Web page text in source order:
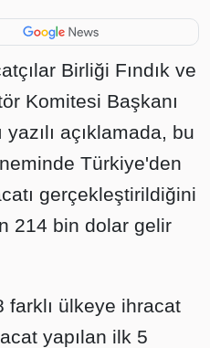
Birliği Fındık ve
Komitesi Başkanı
açıklamada, bu
Türkiye'den
gerçekleştirildiğini
214 bin dolar gelir
farklı ülkeye ihracat
yapılan ilk 5